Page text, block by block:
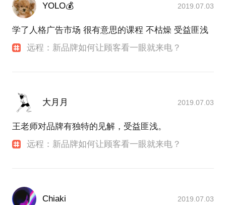
YOLO💰 2019.07.03
学了人格广告市场 很有意思的课程 不枯燥 受益匪浅
远程：新品牌如何让顾客看一眼就来电？
大月月 2019.07.03
王老师对品牌有独特的见解，受益匪浅。
远程：新品牌如何让顾客看一眼就来电？
Chiaki 2019.07.03